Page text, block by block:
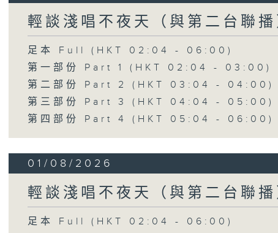
輕談淺唱不夜天（與第二台聯
足本 Full (HKT 02:04 - 06:00)
第一部份 Part 1 (HKT 02:04 - 03:00)
第二部份 Part 2 (HKT 03:04 - 04:00)
第三部份 Part 3 (HKT 04:04 - 05:00)
第四部份 Part 4 (HKT 05:04 - 06:00)
01/08/2026
輕談淺唱不夜天（與第二台聯
足本 Full (HKT 02:04 - 06:00)